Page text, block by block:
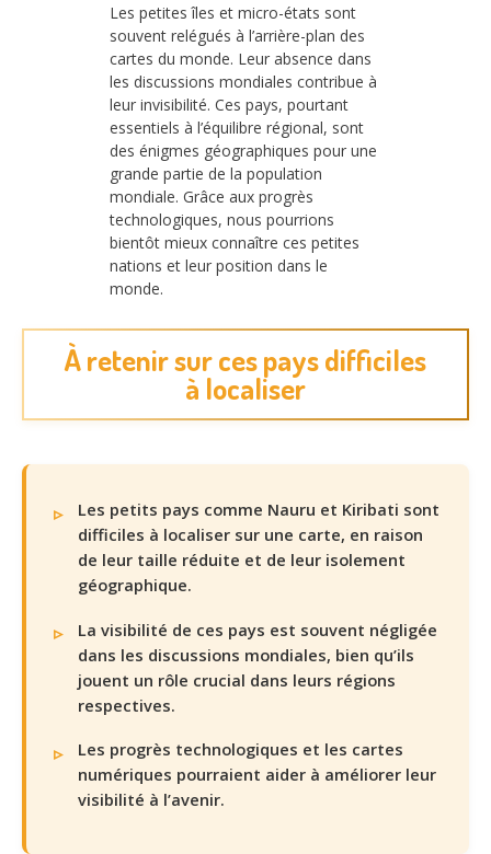
Les petites îles et micro-états sont
souvent relégués à l’arrière-plan des
cartes du monde. Leur absence dans
les discussions mondiales contribue à
leur invisibilité. Ces pays, pourtant
essentiels à l’équilibre régional, sont
des énigmes géographiques pour une
grande partie de la population
mondiale. Grâce aux progrès
technologiques, nous pourrions
bientôt mieux connaître ces petites
nations et leur position dans le
monde.
À retenir sur ces pays difficiles
à localiser
Les petits pays comme Nauru et Kiribati sont
difficiles à localiser sur une carte, en raison
de leur taille réduite et de leur isolement
géographique.
La visibilité de ces pays est souvent négligée
dans les discussions mondiales, bien qu’ils
jouent un rôle crucial dans leurs régions
respectives.
Les progrès technologiques et les cartes
numériques pourraient aider à améliorer leur
visibilité à l’avenir.